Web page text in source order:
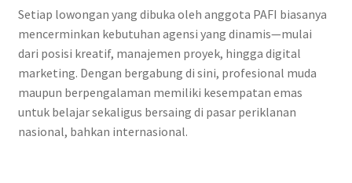
Setiap lowongan yang dibuka oleh anggota PAFI biasanya
mencerminkan kebutuhan agensi yang dinamis—mulai
dari posisi kreatif, manajemen proyek, hingga digital
marketing. Dengan bergabung di sini, profesional muda
maupun berpengalaman memiliki kesempatan emas
untuk belajar sekaligus bersaing di pasar periklanan
nasional, bahkan internasional.